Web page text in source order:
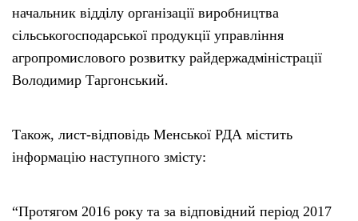
начальник відділу організації виробництва
сільськогосподарської продукції управління
агропромислового розвитку райдержадміністрації
Володимир Таргонський.
Також, лист-відповідь Менської РДА містить
інформацію наступного змісту:
“Протягом 2016 року та за відповідний період 2017